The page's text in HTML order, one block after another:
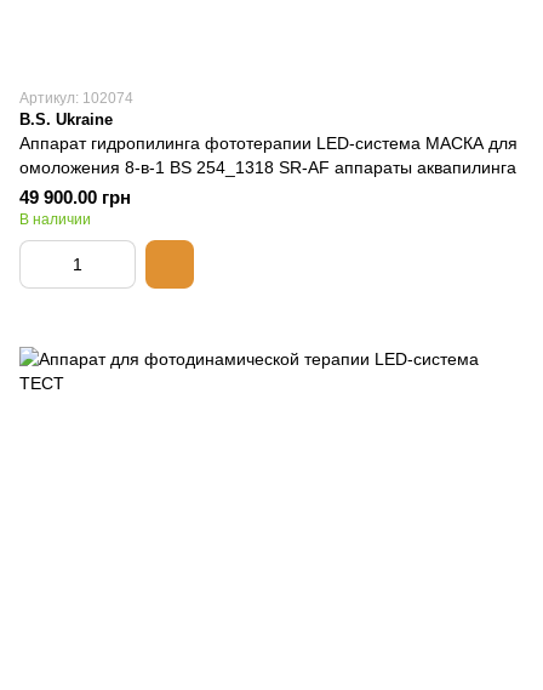
Артикул: 102074
B.S. Ukraine
Аппарат гидропилинга фототерапии LED-система МАСКА для
омоложения 8-в-1 BS 254_1318 SR-AF аппараты аквапилинга
49 900.00 грн
В наличии